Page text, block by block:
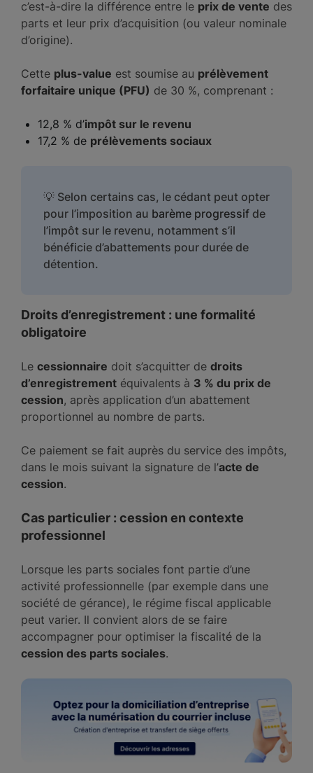
c’est-à-dire la différence entre le prix de vente des
parts et leur prix d’acquisition (ou valeur nominale
d’origine).
Cette plus-value est soumise au prélèvement
forfaitaire unique (PFU) de 30 %, comprenant :
12,8 % d’impôt sur le revenu
17,2 % de prélèvements sociaux
💡 Selon certains cas, le cédant peut opter
pour l’imposition au barème progressif de
l’impôt sur le revenu, notamment s’il
bénéficie d’abattements pour durée de
détention.
Droits d’enregistrement : une formalité
obligatoire
Le cessionnaire doit s’acquitter de droits
d’enregistrement équivalents à 3 % du prix de
cession, après application d’un abattement
proportionnel au nombre de parts.
Ce paiement se fait auprès du service des impôts,
dans le mois suivant la signature de l’acte de
cession.
Cas particulier : cession en contexte
professionnel
Lorsque les parts sociales font partie d’une
activité professionnelle (par exemple dans une
société de gérance), le régime fiscal applicable
peut varier. Il convient alors de se faire
accompagner pour optimiser la fiscalité de la
cession des parts sociales.